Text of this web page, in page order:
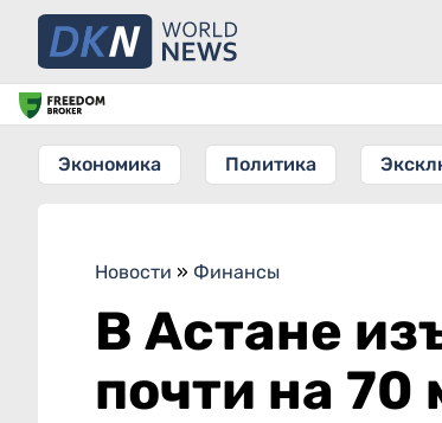
Экономика Политика
Новости » Финансы
В Астане
почти на 70